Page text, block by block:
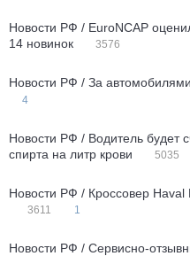
Новости РФ / EuroNCAP
14 новинок
3576
Новости РФ / За
4
Новости РФ / Водитель будет
спирта на литр крови
5035
Новости РФ / Кроссовер Haval
3611 1
Новости РФ / Сервисно-